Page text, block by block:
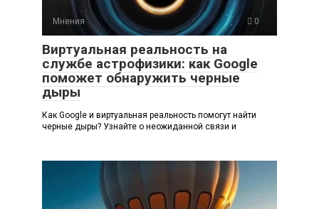
Мнения 0
Виртуальная реальность на
службе астрофизики: как Google
поможет обнаружить черные
дыры
Как Google и виртуальная реальность помогут найти
черные дыры? Узнайте о неожиданной связи и